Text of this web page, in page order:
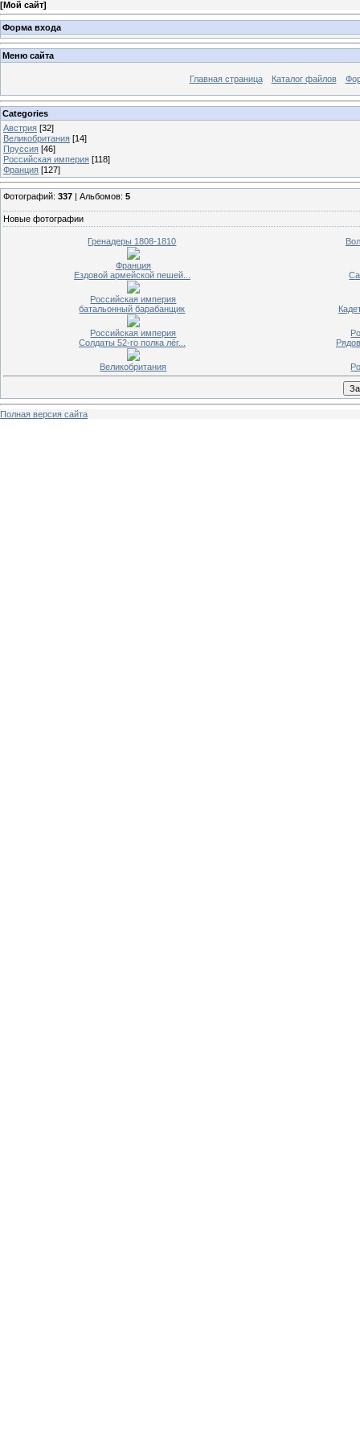
[Мой сайт]
Форма входа
Меню сайта
Главная страница Каталог файлов
Categories
Австрия [32]
Великобритания [14]
Пруссия [46]
Российская империя [118]
Франция [127]
Фотографий: 337 | Альбомов: 5
Новые фотографии
Гренадеры 1808-1810
Франция
Ездовой армейской пешей...
Российская империя
батальонный барабанщик
Российская империя
Солдаты 52-го полка лёг...
Великобритания
Полная версия сайта